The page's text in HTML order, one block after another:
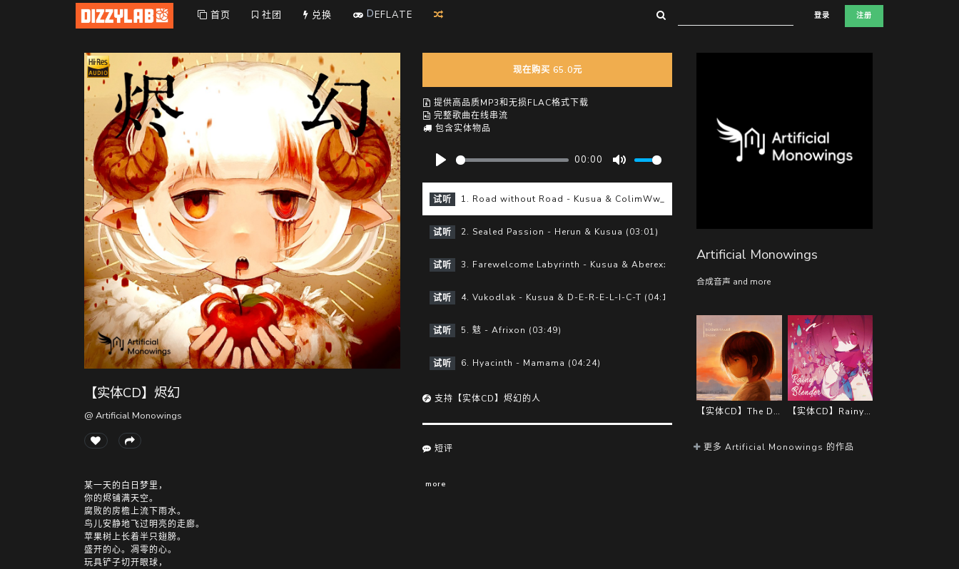
首页 社团 兑换 DEFL ATE 登录 注册
【实体CD】烬幻
@ Artificial Monowings
某一天的白日梦里，
你的烬铺满天空。
腐败的房檐上流下雨水。
鸟儿安静地飞过明亮的走廊。
苹果树上长着半只翅膀。
盛开的心。凋零的心。
玩具铲子切开眼球，
现在购买 65.0元
提供高品质MP3和无损FLAC格式下载
完整歌曲在线串流
包含实体物品
l
a
y
00:00
试听 1. Road without Road - Kusua & ColimWw_ (04:39)
试听 2. Sealed Passion - Herun & Kusua (03:01)
试听 3. Farewelcome Labyrinth - Kusua & Aberexx (02:46)
试听 4. Vukodlak - Kusua & D-E-R-E-L-I-C-T (04:19)
试听 5. 鬾 - Afrixon (03:49)
试听 6. Hyacinth - Mamama (04:24)
支持【实体CD】烬幻的人
短评
more
Artificial Monowings
合成音声 and more
【实体CD】The Disheartened DusK【特典吧唧付】 【实体CD】Rainy Blender
更多 Artificial Monowings 的作品